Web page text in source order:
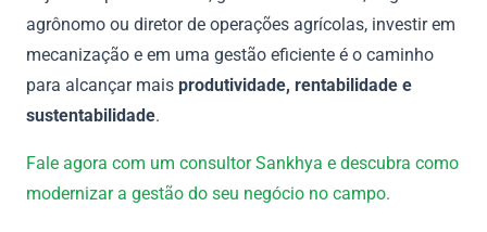
agrônomo ou diretor de operações agrícolas, investir em
mecanização e em uma gestão eficiente é o caminho
para alcançar mais produtividade, rentabilidade e
sustentabilidade.
Fale agora com um consultor Sankhya e descubra como
modernizar a gestão do seu negócio no campo.